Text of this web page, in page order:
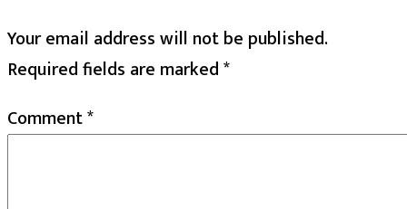
Your email address will not be published.
Required fields are marked*
Comment*